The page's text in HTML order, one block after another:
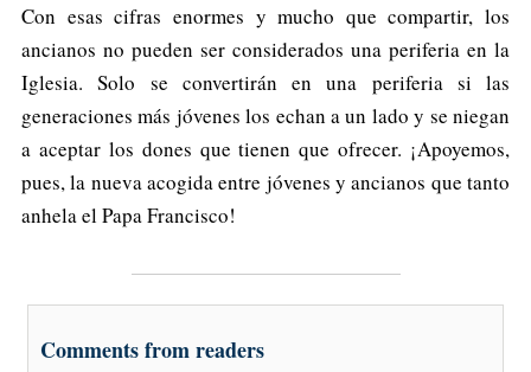
Con esas cifras enormes y mucho que compartir, los
ancianos no pueden ser considerados una periferia en la
Iglesia. Solo se convertirán en una periferia si las
generaciones más jóvenes los echan a un lado y se niegan
a aceptar los dones que tienen que ofrecer. ¡Apoyemos,
pues, la nueva acogida entre jóvenes y ancianos que tanto
anhela el Papa Francisco!
Comments from readers